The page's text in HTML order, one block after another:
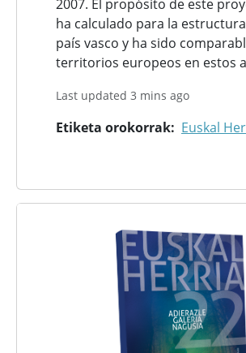
2007. El propósito de este
ha calculado para la
país vasco y ha sido
territorios europeos en estos
Last updated 3 mins ago
Etiketa orokorrak Euskal